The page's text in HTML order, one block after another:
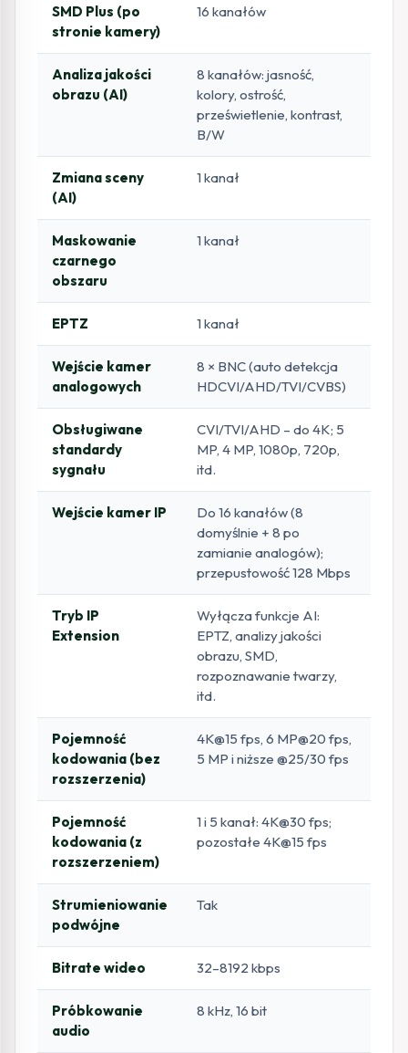
SMD Plus (po
stronie kamery)
16 kanałów
Analiza jakości
obrazu (AI)
8 kanałów: jasność,
kolory, ostrość,
prześwietlenie, kontrast,
B/W
Zmiana sceny
(AI)
1 kanał
Maskowanie
czarnego
obszaru
1 kanał
EPTZ 1 kanał
Wejście kamer
analogowych
8 × BNC (auto detekcja
HDCVI/AHD/TVI/CVBS)
Obsługiwane
standardy
sygnału
CVI/TVI/AHD – do 4K; 5
MP, 4 MP, 1080p, 720p,
itd.
Wejście kamer IP
Do 16 kanałów (8
domyślnie + 8 po
zamianie analogów);
przepustowość 128 Mbps
Tryb IP
Extension
Wyłącza funkcje AI:
EPTZ, analizy jakości
obrazu, SMD,
rozpoznawanie twarzy,
itd.
Pojemność
kodowania (bez
rozszerzenia)
4K@15 fps, 6 MP@20 fps,
5 MP i niższe @25/30 fps
Pojemność
kodowania (z
rozszerzeniem)
1 i 5 kanał: 4K@30 fps;
pozostałe 4K@15 fps
Strumieniowanie
podwójne
Tak
Bitrate wideo 32–8192 kbps
Próbkowanie
audio
8 kHz, 16 bit